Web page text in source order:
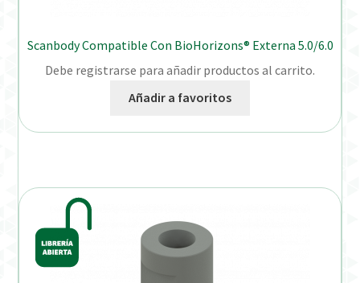
Scanbody Compatible Con BioHorizons® Externa 5.0/6.0
Debe registrarse para añadir productos al carrito.
Añadir a favoritos